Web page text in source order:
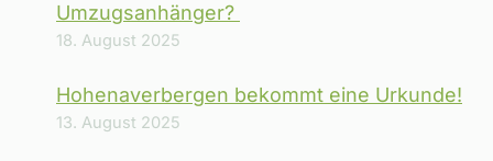
Umzugsanhänger?
18. August 2025
Hohenaverbergen bekommt eine Urkunde!
13. August 2025